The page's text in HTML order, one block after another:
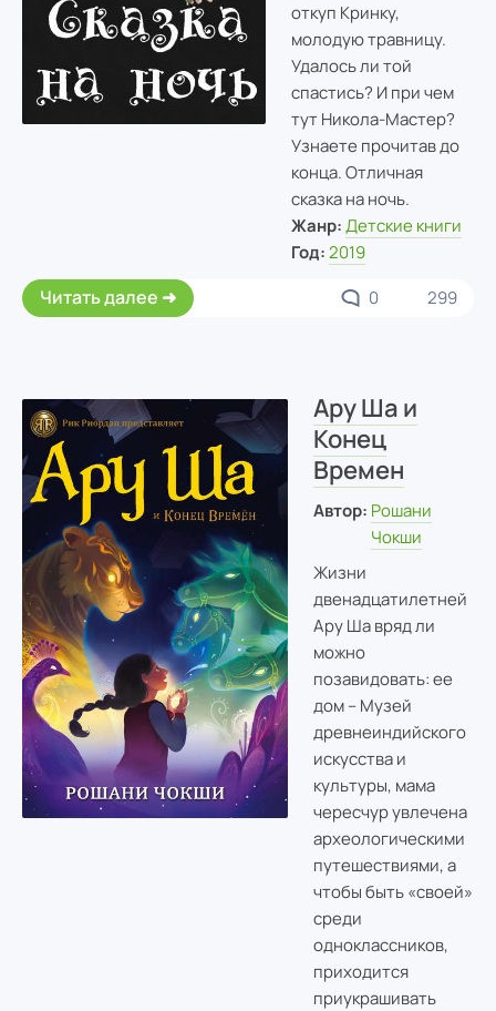
откуп Кринку,
молодую травницу.
Удалось ли той
спастись? И при чем
тут Никола-Мастер?
Узнаете прочитав до
конца. Отличная
сказка на ночь.
Жанр: Детские книги
Год: 2019
Читать далее 0 299
Ару Ша и
Конец
Времен
Автор: Рошани
Чокши
Жизни
двенадцатилетней
Ару Ша вряд ли
можно
позавидовать: ее
дом – Музей
древнеиндийского
искусства и
культуры, мама
чересчур увлечена
археологическими
путешествиями, а
чтобы быть «своей»
среди
одноклассников,
приходится
приукрашивать